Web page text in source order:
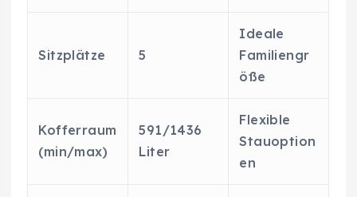
Sitzplätze 5
Ideale
Familiengr
öße
Kofferraum
(min/max)
591/1436
Liter
Flexible
Stauoption
en